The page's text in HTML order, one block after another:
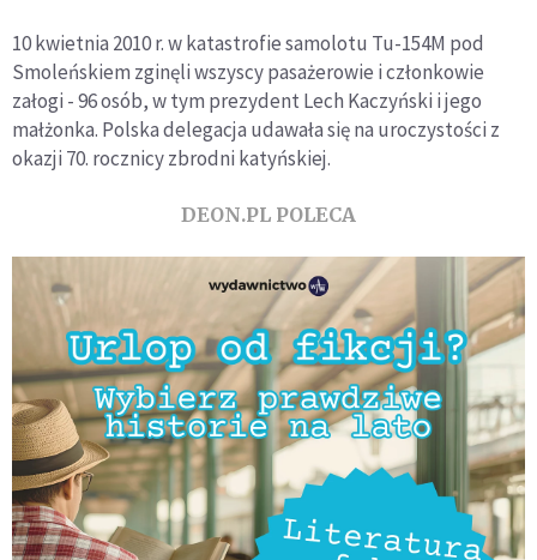
10 kwietnia 2010 r. w katastrofie samolotu Tu-154M pod
Smoleńskiem zginęli wszyscy pasażerowie i członkowie
załogi - 96 osób, w tym prezydent Lech Kaczyński i jego
małżonka. Polska delegacja udawała się na uroczystości z
okazji 70. rocznicy zbrodni katyńskiej.
DEON.PL POLECA